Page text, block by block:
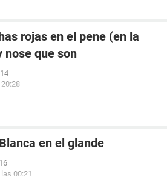
rojas en el pene (en la
nose que son
en el glande
00:21